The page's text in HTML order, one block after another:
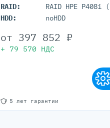
RAID:
RAID HPE P408i
HDD:
noHDD
5 лет гарантии
от 397 852 ₽
+ 79 570 НДС